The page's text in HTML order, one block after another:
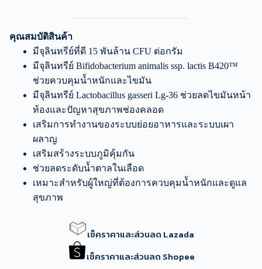
คุณสมบัติสินค้า
มีจุลินทรีย์ที่ดี 15 พันล้าน CFU ต่อกรัม
มีจุลินทรีย์ Bifidobacterium animalis ssp. lactis B420™
ช่วยควบคุมน้ำหนักและไขมัน
มีจุลินทรีย์ Lactobacillus gasseri Lg-36 ช่วยลดไขมันหน้า
ท้องและปัญหาสุขภาพช่องคลอด
เสริมการทำงานของระบบย่อยอาหารและระบบเผา
ผลาญ
เสริมสร้างระบบภูมิคุ้มกัน
ช่วยลดระดับน้ำตาลในเลือด
เหมาะสำหรับผู้ใหญ่ที่ต้องการควบคุมน้ำหนักและดูแล
สุขภาพ
เช็คราคาและส่วนลด Lazada
เช็คราคาและส่วนลด Shopee